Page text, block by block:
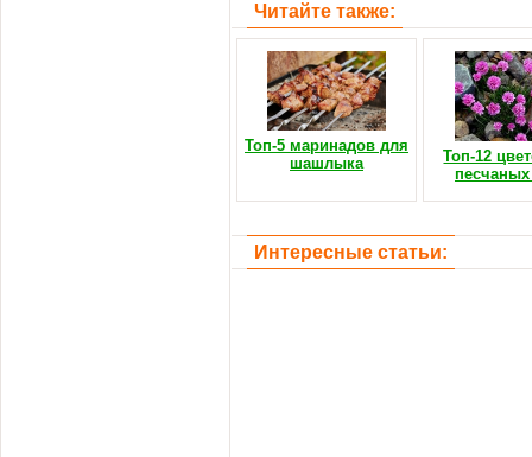
Читайте также:
Топ-5 маринадов для
шашлыка
Топ-12
Интересные статьи: